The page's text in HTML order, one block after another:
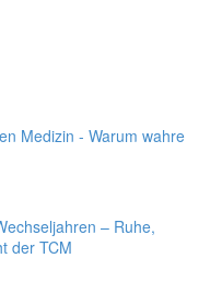
Medizin - Warum wahre
– Ruhe,
der TCM